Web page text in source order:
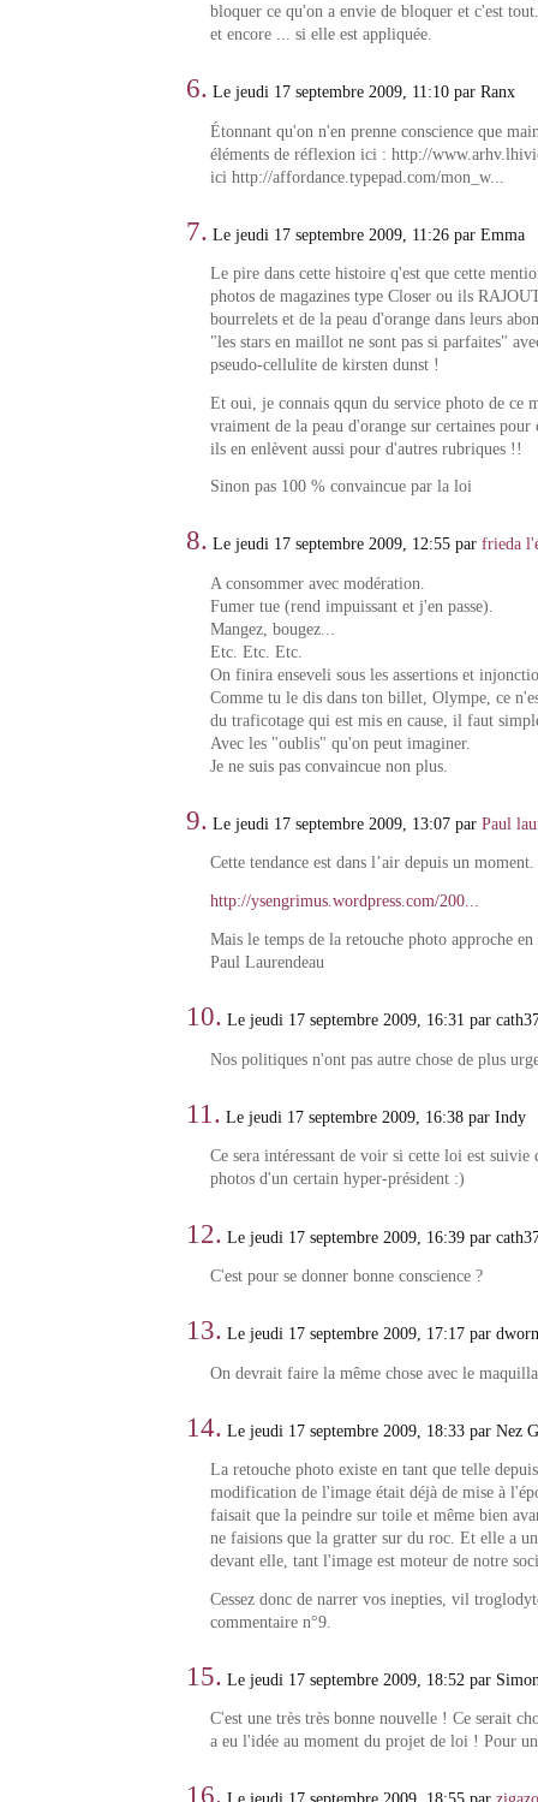
bloquer ce qu'on a envie de bloquer et c'est tout.
et encore ... si elle est appliquée.
6. Le jeudi 17 septembre 2009, 11:10 par Ranx
Étonnant qu'on n'en prenne conscience que
éléments de réflexion ici : http://
ici http://affordance.typepad.com/mon_w...
7. Le jeudi 17 septembre 2009, 11:26 par Emma
Le pire dans cette histoire q'est que cette
photos de magazines type Closer ou ils
bourrelets et de la peau d'orange dans leurs
"les stars en maillot ne sont pas si parfaites"
pseudo-cellulite de kirsten dunst !
Et oui, je connais qqun du service photo de ce
vraiment de la peau d'orange sur certaines
ils en enlèvent aussi pour d'autres rubriques !!
Sinon pas 100 % convaincue par la loi
8. Le jeudi 17 septembre 2009, 12:55 parfrieda
A consommer avec modération.
Fumer tue (rend impuissant et j'en passe).
Mangez, bougez...
Etc. Etc. Etc.
On finira enseveli sous les assertions et
Comme tu le dis dans ton billet, Olympe, ce
du traficotage qui est mis en cause, il faut
Avec les "oublis" qu'on peut imaginer.
Je ne suis pas convaincue non plus.
9. Le jeudi 17 septembre 2009, 13:07 parPaul
Cette tendance est dans l’air depuis un moment.
http://ysengrimus.wordpress.com/200...
Mais le temps de la retouche photo approche
Paul Laurendeau
10. Le jeudi 17 septembre 2009, 16:31 par
Nos politiques n'ont pas autre chose de plus
11. Le jeudi 17 septembre 2009, 16:38 par Indy
Ce sera intéressant de voir si cette loi est suivie
photos d'un certain hyper-président :)
12. Le jeudi 17 septembre 2009, 16:39 par
C'est pour se donner bonne conscience ?
13. Le jeudi 17 septembre 2009, 17:17 par
On devrait faire la même chose avec le
14. Le jeudi 17 septembre 2009, 18:33 par Nez
La retouche photo existe en tant que telle
modification de l'image était déjà de mise à
faisait que la peindre sur toile et même bien
ne faisions que la gratter sur du roc. Et elle a
devant elle, tant l'image est moteur de notre
Cessez donc de narrer vos inepties, vil
commentaire n°9.
15. Le jeudi 17 septembre 2009, 18:52 par
C'est une très très bonne nouvelle ! Ce serait
a eu l'idée au moment du projet de loi ! Pour
16.